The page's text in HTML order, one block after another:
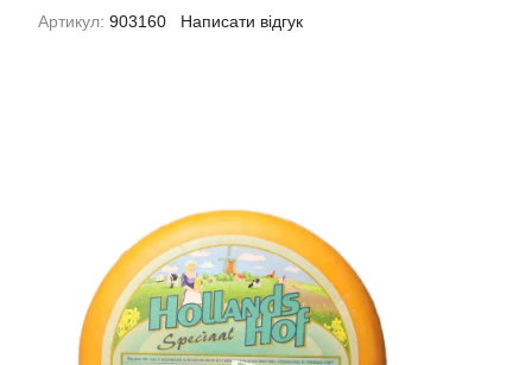
Артикул: 903160 Написати відгук